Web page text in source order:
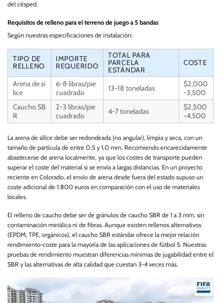
del césped.
Requisitos de relleno para el terreno de juego a 5 bandas
Según nuestras especificaciones de instalación:
TIPO DE
RELLENO
IMPORTE
REQUERIDO
TOTAL PARA
PARCELA
ESTÁNDAR
COSTE
Arena de sí
lice
6-8 libras/pie
cuadrado
13-18 toneladas
$2,000
-3,500
Caucho SB
R
2-3 libras/pie
cuadrado
4-7 toneladas
$2,500
-4,500
La arena de sílice debe ser redondeada (no angular), limpia y seca, con un
tamaño de partícula de entre 0,5 y 1,0 mm. Recomiendo encarecidamente
abastecerse de arena localmente, ya que los costes de transporte pueden
superar el coste del material si se envía a largas distancias. En un proyecto
reciente en Colorado, el envío de arena desde fuera del estado supuso un
coste adicional de 1.800 euros en comparación con el uso de materiales
locales.
El relleno de caucho debe ser de gránulos de caucho SBR de 1 a 3 mm, sin
contaminación metálica ni de fibras. Aunque existen rellenos alternativos
(EPDM, TPE, orgánicos), el caucho SBR estándar ofrece la mejor relación
rendimiento-coste para la mayoría de las aplicaciones de fútbol 5. Nuestras
pruebas de rendimiento muestran diferencias mínimas de jugabilidad entre el
SBR y las alternativas de alta calidad que cuestan 3-4 veces más.